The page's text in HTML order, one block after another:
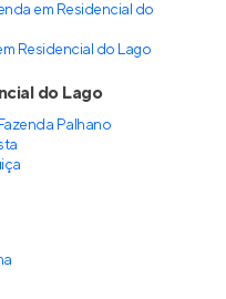
em Residencial do
Residencial do Lago
do Lago
Palhano